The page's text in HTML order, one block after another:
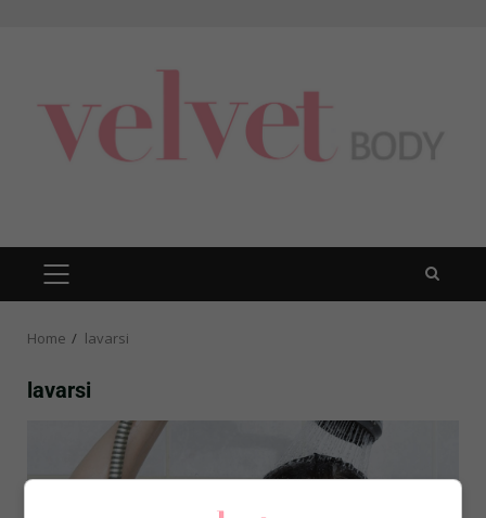
PRIMARY
MENU
Home lavarsi
lavarsi